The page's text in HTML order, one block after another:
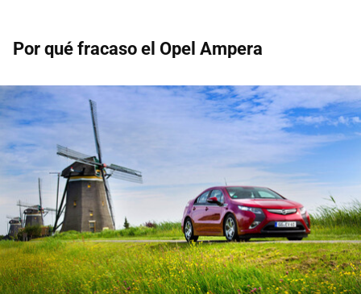
Por qué fracaso el Opel Ampera